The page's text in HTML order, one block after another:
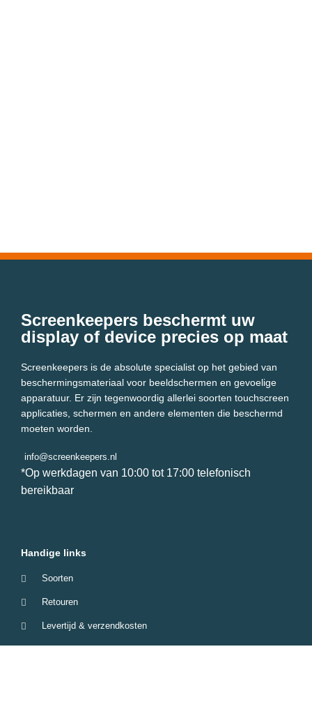
Screenkeepers beschermt uw
display of device precies op maat
Screenkeepers is de absolute specialist op het gebied van
beschermingsmateriaal voor beeldschermen en gevoelige
apparatuur. Er zijn tegenwoordig allerlei soorten touchscreen
applicaties, schermen en andere elementen die beschermd
moeten worden.
info@screenkeepers.nl
*Op werkdagen van 10:00 tot 17:00 telefonisch
bereikbaar
Handige links
Soorten
Retouren
Levertijd & verzendkosten